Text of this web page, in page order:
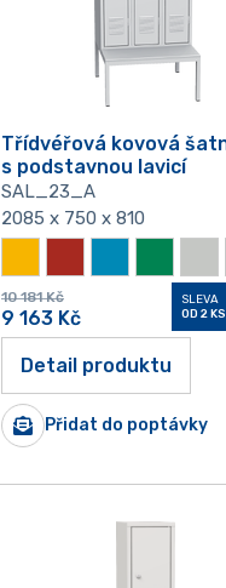
Třídvéřová kovová
s podstavnou lavicí
SAL_23_A
2085 x 750 x 810
10 181 Kč
9 163 Kč
SLEVA
OD 2 KS
Detail produktu
Přidat do poptávky